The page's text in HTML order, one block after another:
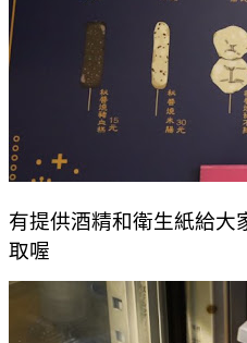
有提供酒精和衛生紙給大
取喔